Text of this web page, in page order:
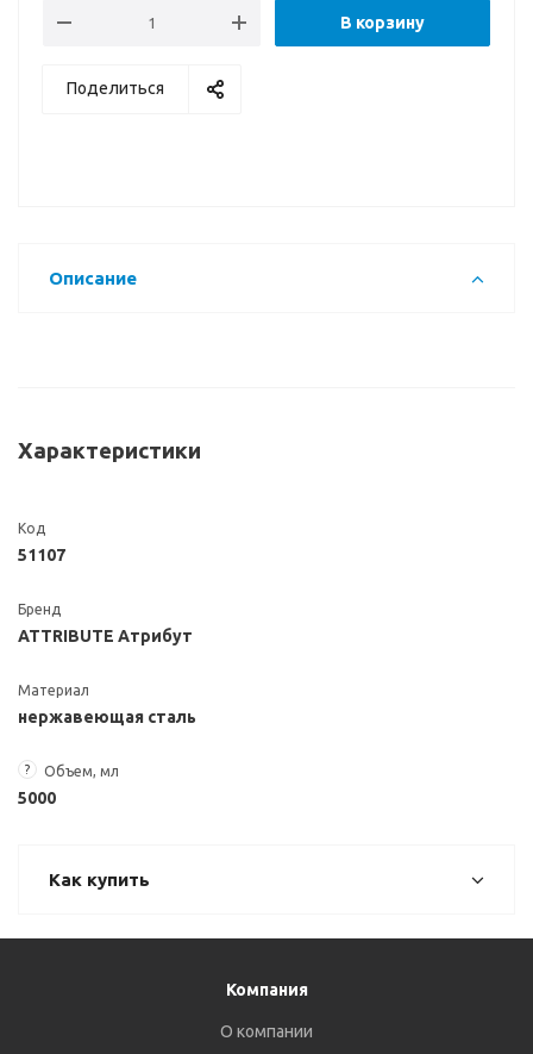
В корзину
Поделиться
Описание
Характеристики
Код
51107
Бренд
ATTRIBUTE Атрибут
Материал
нержавеющая сталь
? Объем, мл
5000
Как купить
Компания
О компании